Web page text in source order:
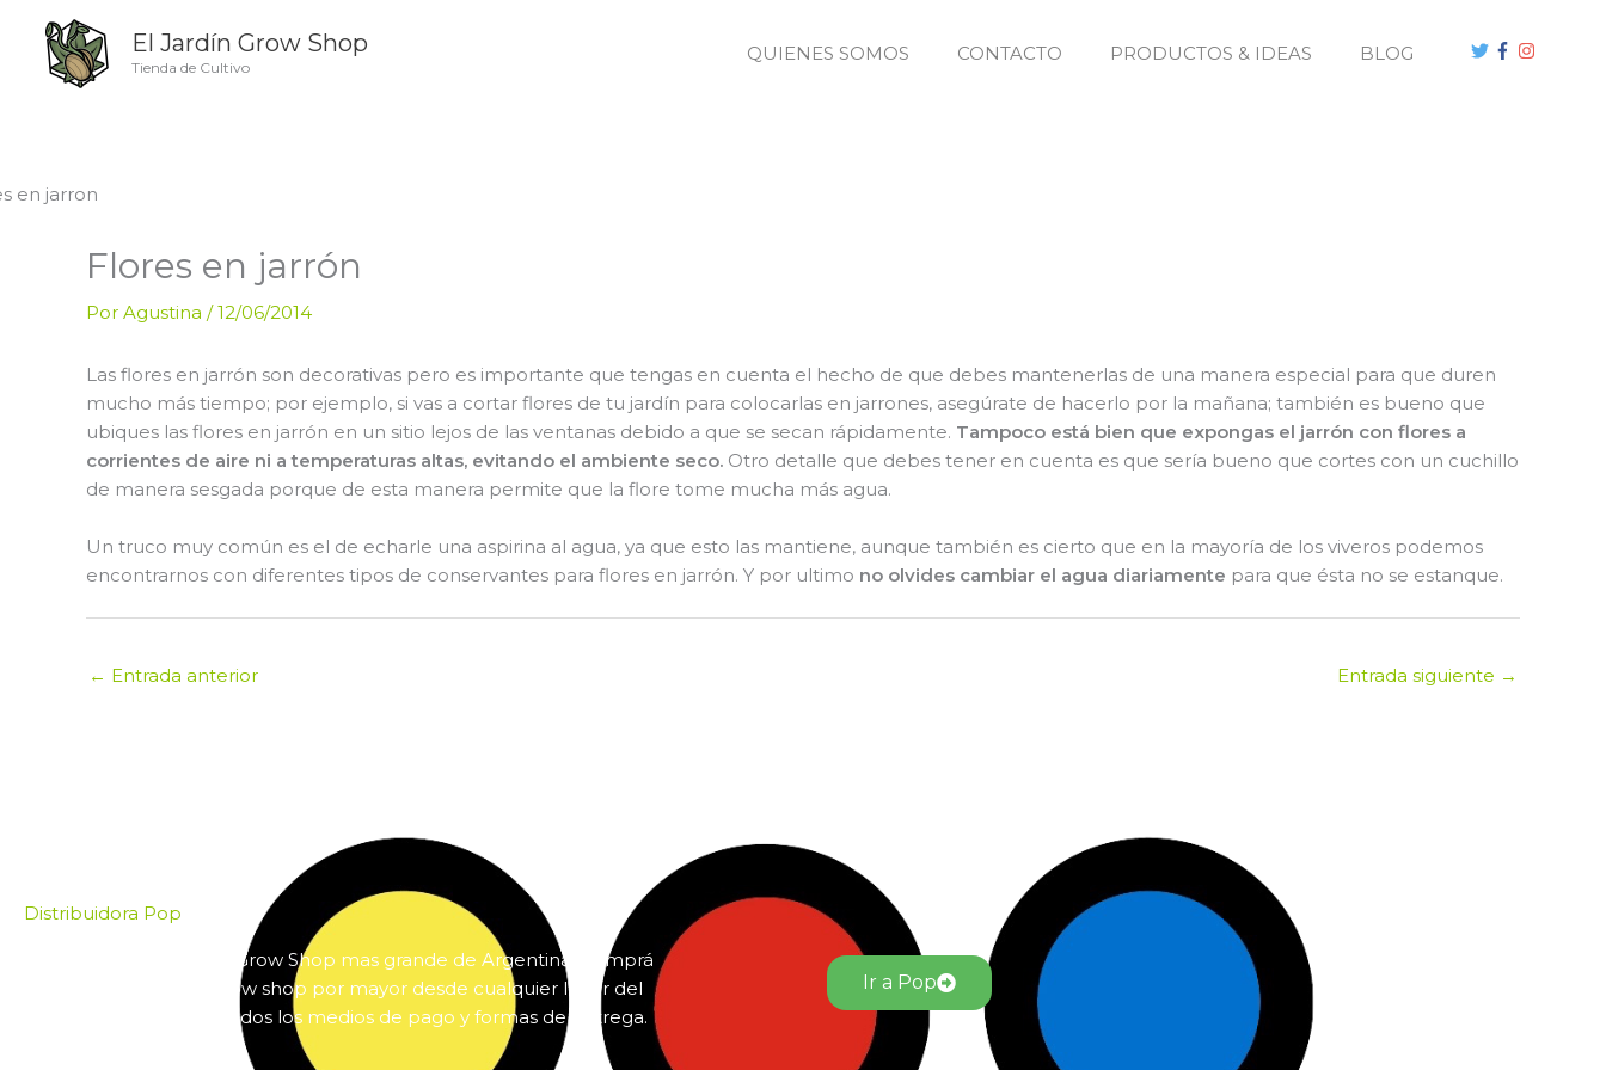
contenido
El Jardín Grow Shop
Tienda de Cultivo
QUIENES SOMOS CONTACTO PRODUCTOS & IDEAS BLOG
Flores en jarrón
Por Agustina /12/06/2014
Las flores en jarrón son decorativas pero es importante que tengas en cuenta el hecho de que debes mantenerlas de una manera especial para que duren
mucho más tiempo; por ejemplo, si vas a cortar flores de tu jardín para colocarlas en jarrones, asegúrate de hacerlo por la mañana; también es bueno que
ubiques las flores en jarrón en un sitio lejos de las ventanas debido a que se secan rápidamente. Tampoco está bien que expongas el jarrón con flores a
corrientes de aire ni a temperaturas altas, evitando el ambiente seco. Otro detalle que debes tener en cuenta es que sería bueno que cortes con un cuchillo
de manera sesgada porque de esta manera permite que la flore tome mucha más agua.
Un truco muy común es el de echarle una aspirina al agua, ya que esto las mantiene, aunque también es cierto que en la mayoría de los viveros podemos
encontrarnos con diferentes tipos de conservantes para flores en jarrón. Y por ultimo no olvides cambiar el agua diariamente para que ésta no se estanque.
← Entrada anterior Entrada siguiente →
Distribuidora Pop
Pop es el mayorista de Grow Shop mas grande de Argentina. Comprá
online insumos para grow shop por mayor desde cualquier lugar del
país. Pop cuenta con todos los medios de pago y formas de entrega.
Ir a Pop